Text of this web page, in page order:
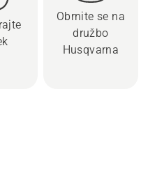
Obrnite se na
družbo
Husqvarna